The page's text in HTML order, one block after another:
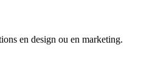
en design ou en marketing.